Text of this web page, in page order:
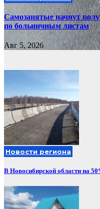
Самозанятые начнут
по больничным листам
Авг 5, 2026
Новости региона
В Новосибирской области на